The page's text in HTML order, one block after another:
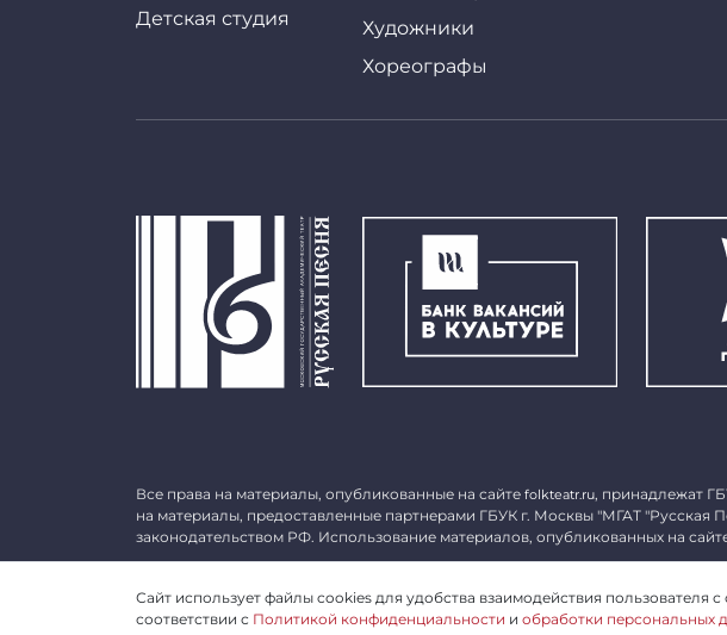
Детская студия
Художники
Хореографы
Все права на материалы, опубликованные на сайте folkteatr.ru, принадлежат
на материалы, предоставленные партнерами ГБУК г. Москвы "МГАТ "Русская
законодательством РФ. Использование материалов, опубликованных на
Сайт использует файлы cookies для удобства взаимодействия пользователя
соответствии с Политикой конфиденциальности и обработки персональных